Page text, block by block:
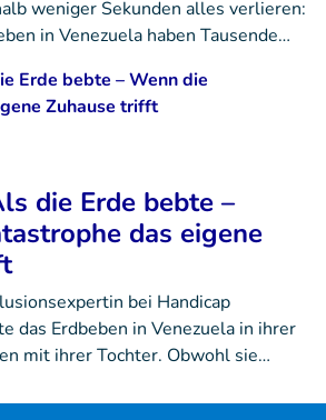
weniger Sekunden alles verlieren:
in Venezuela haben Tausende…
die Erde bebte –
das eigene
bei Handicap
das Erdbeben in Venezuela in ihrer
mit ihrer Tochter. Obwohl sie…